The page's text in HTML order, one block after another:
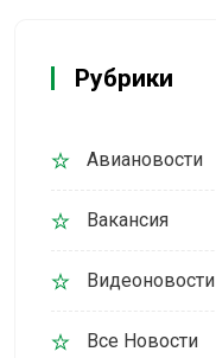
Рубрики
Авиановости
Вакансия
Видеоновости
Все Новости